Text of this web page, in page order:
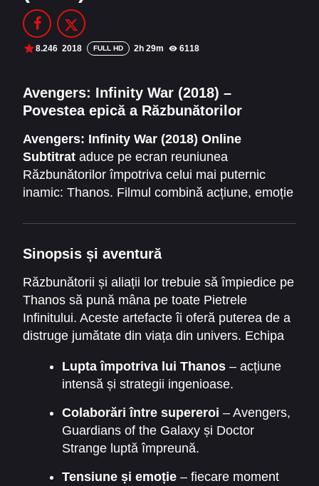
Filme Online 2014
Filme Online 2012 Filme Online 2011
DMCA
SERIALE ONLINE
TERMENI ȘI CONDIȚII
8.246 2018 FULL HD 2h 29m 6118
Avengers: Infinity War (2018) –
Povestea epică a Răzbunătorilor
Avengers: Infinity War (2018) Online
Subtitrat aduce pe ecran reuniunea
Răzbunătorilor împotriva celui mai puternic
inamic: Thanos. Filmul combină acțiune, emoție
Marvel o experiență cinematografică
memorabilă.
Sinopsis și aventură
Răzbunătorii și aliații lor trebuie să împiedice pe
Thanos să pună mâna pe toate Pietrele
Infinitului. Aceste artefacte îi oferă puterea de a
distruge jumătate din viața din univers. Echipa
neașteptate.Lupta împotriva lui Thanos– acțiune
intensă și strategii ingenioase.
Colaborări între supereroi – Avengers,
Guardians of the Galaxy și Doctor
Strange luptă împreună.
Tensiune și emoție– fiecare moment